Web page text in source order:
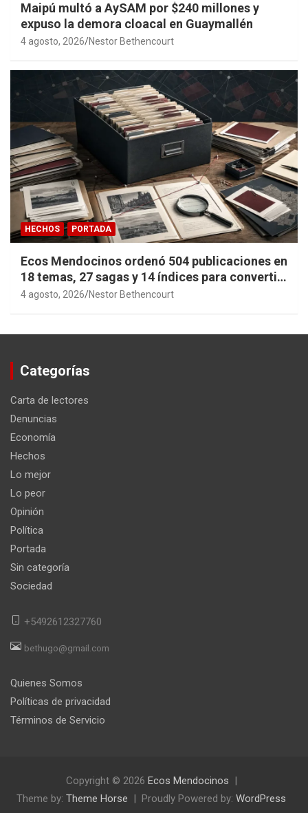
Maipú multó a AySAM por $240 millones y
expuso la demora cloacal en Guaymallén
4 agosto, 2026 Nestor Bethencourt
HECHOS PORTADA
Ecos Mendocinos ordenó 504 publicaciones en
18 temas, 27 sagas y 14 índices para convertir
años de investigación en memoria pública
4 agosto, 2026 Nestor Bethencourt
Categorías
Carta de lectores
Denuncias
Economía
Hechos
Lo mejor
Lo peor
Opinión
Política
Portada
Sin categoría
Sociedad
+5492612327760
bethugo@gmail.com
Quienes Somos
Políticas de privacidad
Términos de Servicio
Copyright © 2026 Ecos Mendocinos
Theme by: Theme Horse Proudly Powered by: WordPress